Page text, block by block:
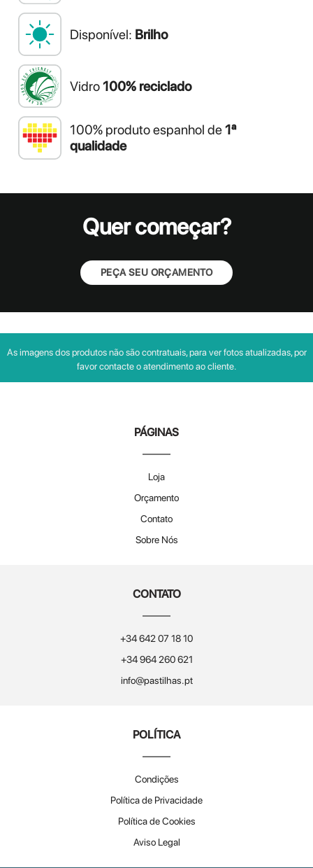
Disponível: Brilho
Vidro100% reciclado
100% produto espanhol de1ª
qualidade
Quer começar?
PEÇA SEU ORÇAMENTO
As imagens dos produtos não são contratuais, para ver fotos atualizadas, por
favor contacte o atendimento ao cliente.
PÁGINAS
Loja
Orçamento
Contato
Sobre Nós
CONTATO
+34 642 07 18 10
+34 964 260 621
info@pastilhas.pt
POLÍTICA
Condições
Política de Privacidade
Política de Cookies
Aviso Legal